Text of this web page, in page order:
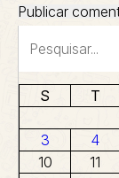
S T
3
4
10
11